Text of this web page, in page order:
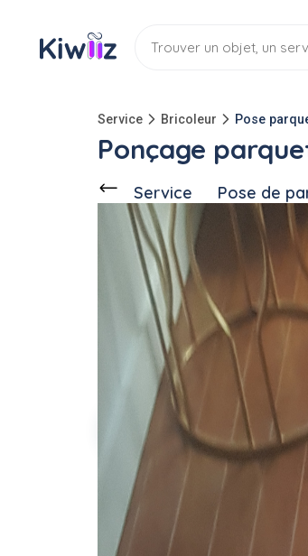
Service Bricoleur Pose
Ponçage
Service Pose de
Discuter
Ce voisindemande
Nezli D.
Description de
Je cherche une personne